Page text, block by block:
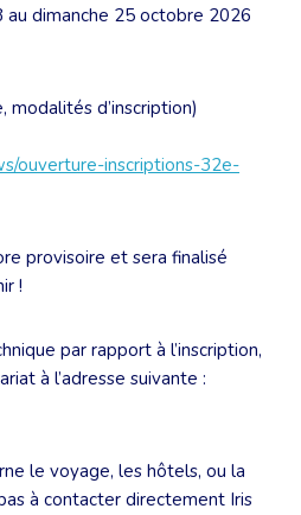
au dimanche 25 octobre 2026
d’inscription)
ouverture-inscriptions-32e-
provisoire et sera finalisé
!
par rapport à l’inscription,
à l’adresse suivante :
le voyage, les hôtels, ou la
à contacter directement Iris